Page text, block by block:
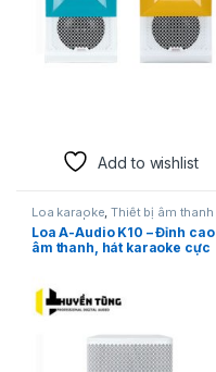
Add to wishlist
Loa karaoke,Thiết bị âm thanh
karaoke | KTV
Loa A-Audio K10 – Đỉnh cao
âm thanh, hát karaoke cực